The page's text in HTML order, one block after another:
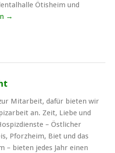
Ötisheim und
→
Mitarbeit, dafür bieten wir
an. Zeit, Liebe und
– Östlicher
Pforzheim, Biet und das
– bieten jedes Jahr einen